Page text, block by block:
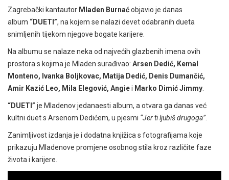
Zagrebački kantautor Mladen Burnaćobjavio je danas
album “DUETI”, na kojem se nalazi devet odabranih dueta
snimljenih tijekom njegove bogate karijere.
Na albumu se nalaze neka od najvećih glazbenih imena ovih
prostora s kojima je Mladen surađivao: Arsen Dedić, Kemal
Monteno, Ivanka Boljkovac, Matija Dedić, Denis Dumančić,
Amir Kazić Leo, Mila Elegović, Angiei Marko Dimić Jimmy
“DUETI” je Mladenov jedanaesti album, a otvara ga danas već
kultni duet s Arsenom Dedićem, u pjesmi “Jer ti ljubiš drugoga”.
Zanimljivost izdanja je i dodatna knjižica s fotografijama koje
prikazuju Mladenove promjene osobnog stila kroz različite faze
života i karijere.